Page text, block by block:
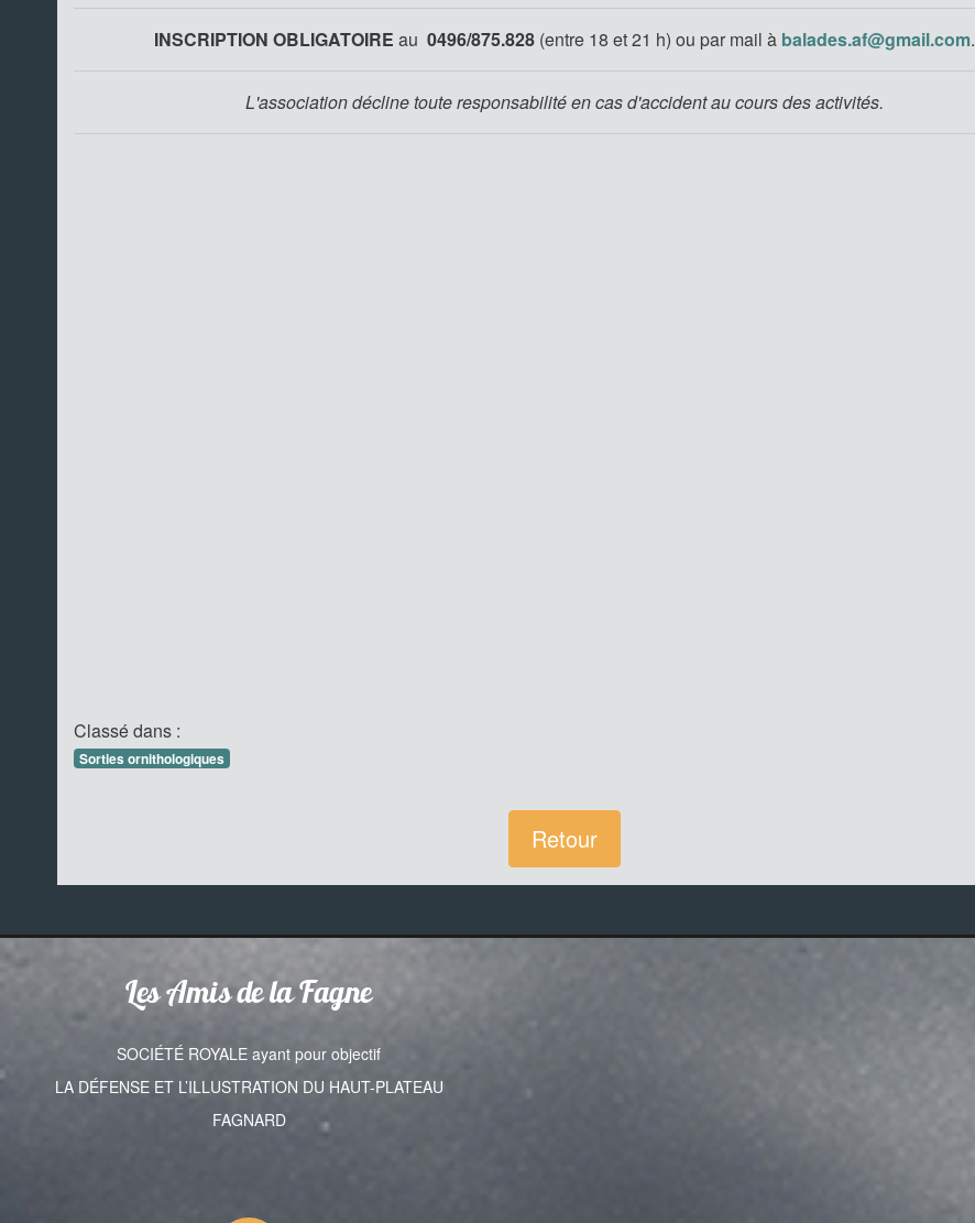
INSCRIPTION OBLIGATOIRE au0496/875.828 (entre 18 et 21 h)ou par mail à balades.af@gmail.com.
L'association décline toute responsabilité en cas d'accident au cours des activités.
Classé dans :
Sorties ornithologiques
Retour
Les Amis de la Fagne
SOCIÉTÉ ROYALE ayant pour objectif
LA DÉFENSE ET L’ILLUSTRATION DU HAUT-PLATEAU
FAGNARD